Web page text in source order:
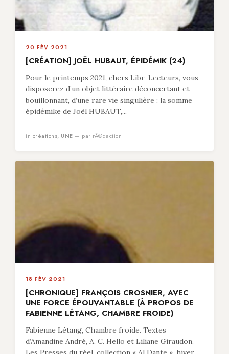
20 FÉV 2021
[CRÉATION] JOËL HUBAUT, ÉPIDÉMIK (24)
Pour le printemps 2021, chers Libr-Lecteurs, vous
disposerez d’un objet littéraire déconcertant et
bouillonnant, d’une rare vie singulière : la somme
épidémike de Joël HUBAUT,...
in créations, UNE — par rÃ©daction
18 FÉV 2021
[CHRONIQUE] FRANÇOIS CROSNIER, AVEC
UNE FORCE ÉPOUVANTABLE (À PROPOS DE
FABIENNE LÉTANG, CHAMBRE FROIDE)
Fabienne Létang, Chambre froide. Textes
d’Amandine André, A. C. Hello et Liliane Giraudon.